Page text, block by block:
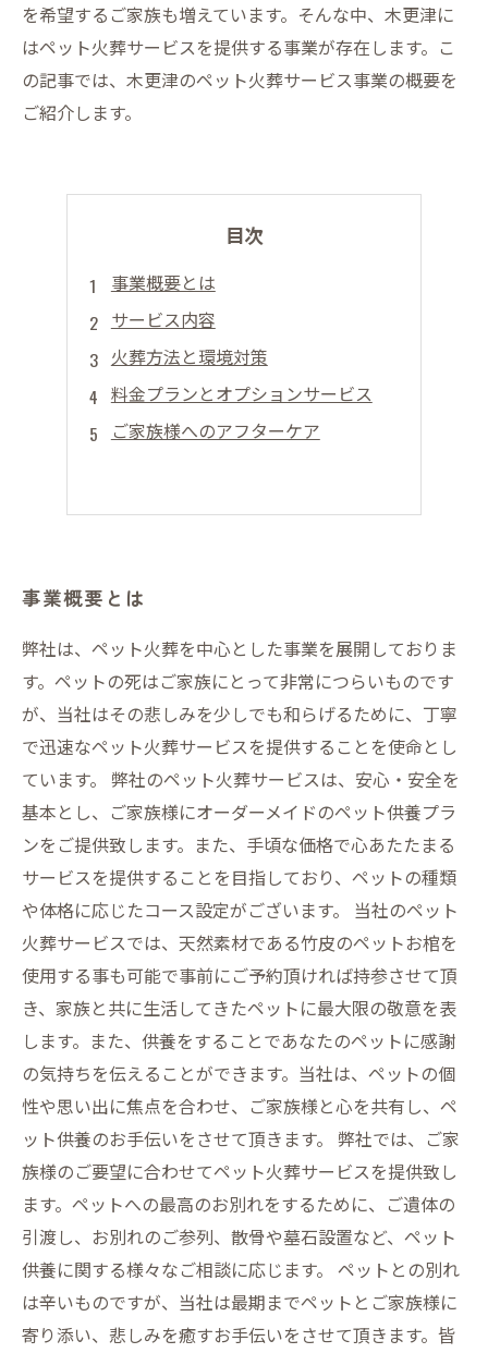
を希望するご家族も増えています。そんな中、木更津に
はペット火葬サービスを提供する事業が存在します。こ
の記事では、木更津のペット火葬サービス事業の概要を
ご紹介します。
目次
事業概要とは
サービス内容
火葬方法と環境対策
料金プランとオプションサービス
ご家族様へのアフターケア
事業概要とは
弊社は、ペット火葬を中心とした事業を展開しておりま
す。ペットの死はご家族にとって非常につらいものです
が、当社はその悲しみを少しでも和らげるために、丁寧
で迅速なペット火葬サービスを提供することを使命とし
ています。 弊社のペット火葬サービスは、安心・安全を
基本とし、ご家族様にオーダーメイドのペット供養プラ
ンをご提供致します。また、手頃な価格で心あたたまる
サービスを提供することを目指しており、ペットの種類
や体格に応じたコース設定がございます。 当社のペット
火葬サービスでは、天然素材である竹皮のペットお棺を
使用する事も可能で事前にご予約頂ければ持参させて頂
き、家族と共に生活してきたペットに最大限の敬意を表
します。また、供養をすることであなたのペットに感謝
の気持ちを伝えることができます。当社は、ペットの個
性や思い出に焦点を合わせ、ご家族様と心を共有し、ペ
ット供養のお手伝いをさせて頂きます。 弊社では、ご家
族様のご要望に合わせてペット火葬サービスを提供致し
ます。ペットへの最高のお別れをするために、ご遺体の
引渡し、お別れのご参列、散骨や墓石設置など、ペット
供養に関する様々なご相談に応じます。 ペットとの別れ
は辛いものですが、当社は最期までペットとご家族様に
寄り添い、悲しみを癒すお手伝いをさせて頂きます。皆